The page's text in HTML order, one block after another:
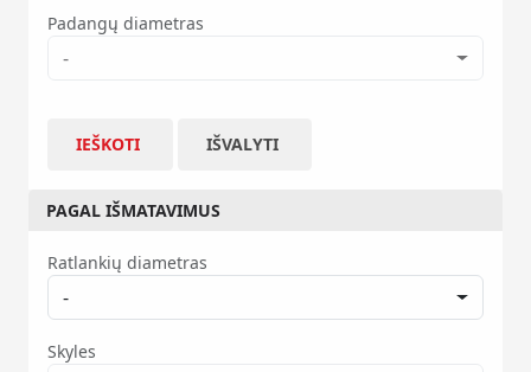
Padangų diametras
-
IEŠKOTI IŠVALYTI
PAGAL IŠMATAVIMUS
Ratlankių diametras
-
Skyles